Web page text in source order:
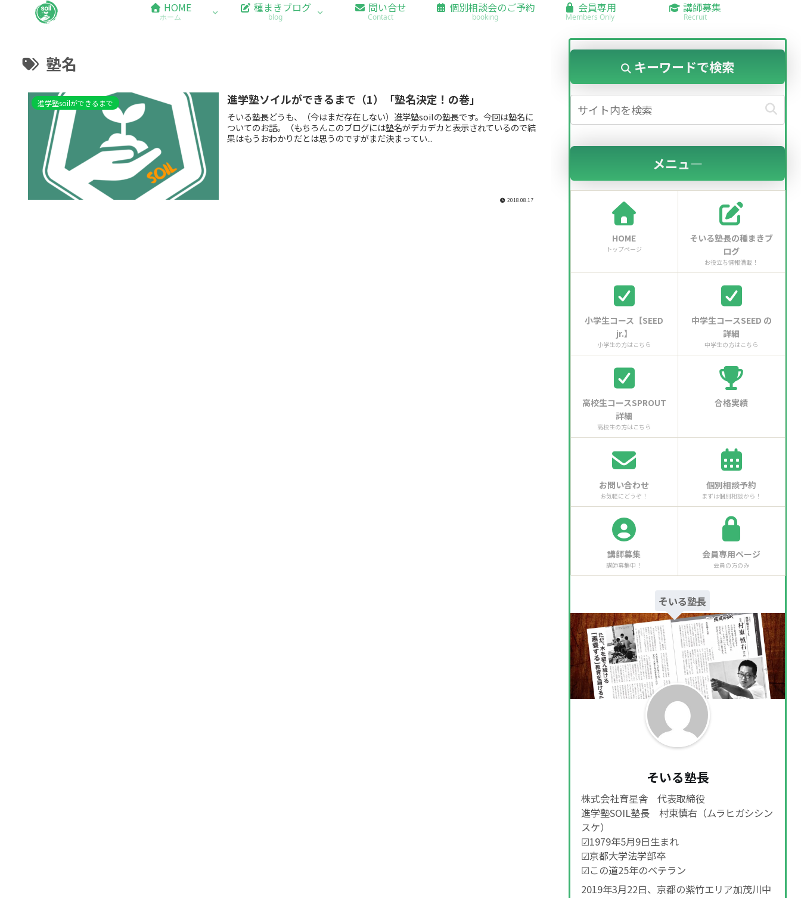
HOME
ホーム
種まきブログ
blog
問い合せ
Contact
個別相談会のご予約
booking
会員専用
Members Only
講師募集
Recruit
塾名
進学塾soilができるまで 進学塾ソイルができるまで（1）「塾名決定！の巻」
そいる塾長どうも、（今はまだ存在しない）進学塾soilの塾長です。今回は塾名に
ついてのお話。（もちろんこのブログには塾名がデカデカと表示されているので結
果はもうおわかりだとは思うのですがまだ決まってい...
2018.08.17
キーワードで検索
メニュ―
HOME
トップページ
そいる塾長の種まきブ
ログ
お役立ち情報満載！
小学生コース【SEED
jr.】
小学生の方はこちら
中学生コースSEED の
詳細
中学生の方はこちら
高校生コースSPROUT
詳細
高校生の方はこちら
合格実績
お問い合わせ
お気軽にどうぞ！
個別相談予約
まずは個別相談から！
講師募集
講師募集中！
会員専用ページ
会員の方のみ
そいる塾長
そいる塾長
株式会社育星舎 代表取締役
進学塾SOIL塾長 村東慎右（ムラヒガシシン
スケ）
☑1979年5月9日生まれ
☑京都大学法学部卒
☑この道25年のベテラン
2019年3月22日、京都の紫竹エリア加茂川中